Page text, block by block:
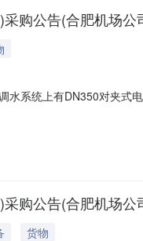
购公告(合肥机场公
水系统上有DN350对夹
购公告(合肥机场公
货物